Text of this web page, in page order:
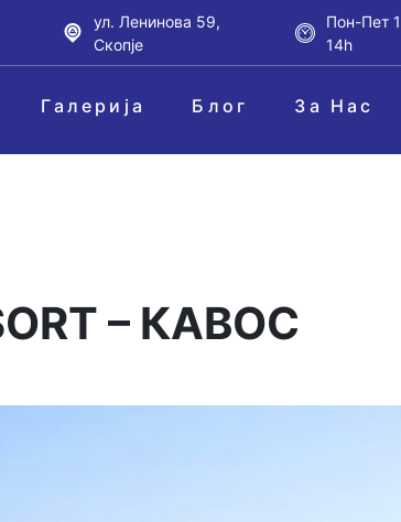
ул. Ленинова 59,
Скопје
Пон-Пет
14h
Галерија Блог За Нас
– КАВОС